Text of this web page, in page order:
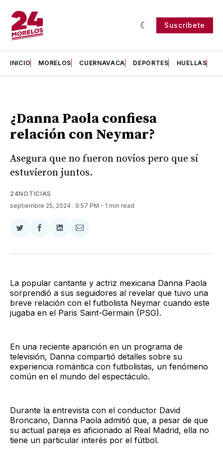
Suscríbete
INICIO MORELOS CUERNAVACA DEPORTES HUELLAS
¿Danna Paola confiesa
relación con Neymar?
Asegura que no fueron novios pero que sí
estuvieron juntos.
24NOTICIAS
septiembre 25, 2024 . 9:57 PM - 1 min read
Compartir
Twitter
Compartir
Facebook
Compartir
LinkedIn
Compartir
Email
La popular cantante y actriz mexicana Danna Paola
sorprendió a sus seguidores al revelar que tuvo una
breve relación con el futbolista Neymar cuando este
jugaba en el Paris Saint-Germain (PSG).
En una reciente aparición en un programa de
televisión, Danna compartió detalles sobre su
experiencia romántica con futbolistas, un fenómeno
común en el mundo del espectáculo.
Durante la entrevista con el conductor David
Broncano, Danna Paola admitió que, a pesar de que
su actual pareja es aficionado al Real Madrid, ella no
tiene un particular interés por el fútbol.